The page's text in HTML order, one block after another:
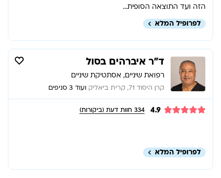
הזה ועד התוצאה הסופית...
לפרופיל המלא
ד”ר איברהים בסול
רפואת שיניים, אסתטיקת שיניים
קרן היסוד 71, קרית ביאליק ועוד 3 סניפים
4.9
334 חוות דעת (ביקורות)
לפרופיל המלא